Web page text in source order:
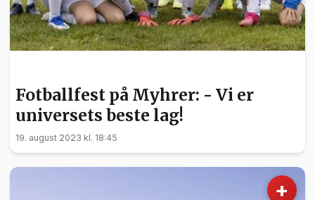
Fotballfest på Myhrer: - Vi er
universets beste lag!
19. august 2023 kl. 18:45
+